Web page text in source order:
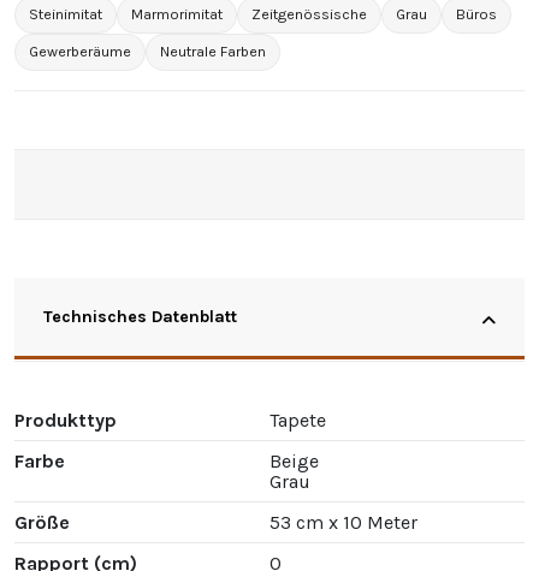
Steinimitat Marmorimitat Zeitgenössische Grau Büros
Gewerberäume Neutrale Farben
Technisches Datenblatt
Produkttyp
Tapete
Farbe
Beige
Grau
Größe
53 cm x 10 Meter
Rapport (cm)
0